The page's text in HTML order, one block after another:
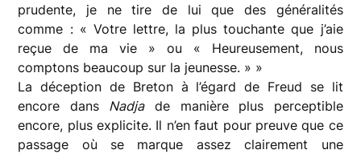
prudente, je ne tire de lui que des généralités
comme : « Votre lettre, la plus touchante que j’aie
reçue de ma vie » ou « Heureusement, nous
comptons beaucoup sur la jeunesse. » »
La déception de Breton à l’égard de Freud se lit
encore dans Nadjade manière plus perceptible
encore, plus explicite. Il n’en faut pour preuve que ce
passage où se marque assez clairement une